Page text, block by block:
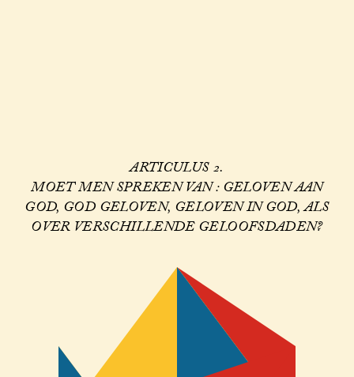
ARTICULUS 2.
MOET MEN SPREKEN VAN : GELOVEN AAN
GOD, GOD GELOVEN, GELOVEN IN GOD, ALS
OVER VERSCHILLENDE GELOOFSDADEN?